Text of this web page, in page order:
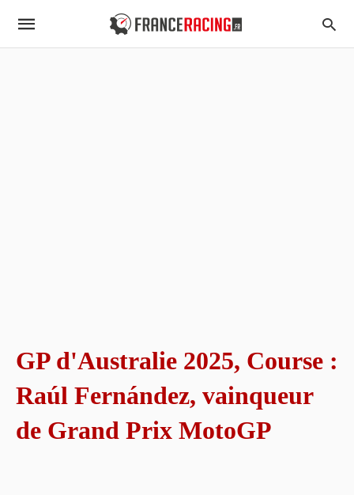
GP d'Australie 2025, Course :
Raúl Fernández, vainqueur
de Grand Prix MotoGP